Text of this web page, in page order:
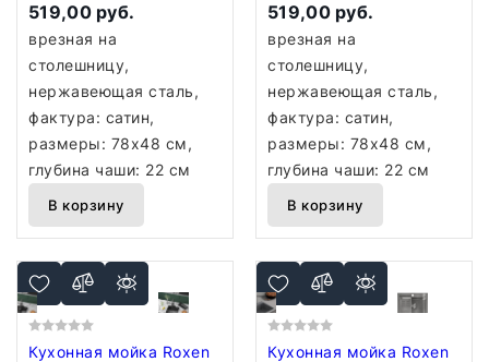
сатин (с коландером и
дозатором)
519,00 руб.
врезная на
столешницу,
нержавеющая сталь,
фактура: сатин,
размеры: 78x48 см,
глубина чаши: 22 см
В корзину
сатин (с коландером и
дозатором)
519,00 руб.
врезная на
столешницу,
нержавеющая сталь,
фактура: сатин,
размеры: 78x48 см,
глубина чаши: 22 см
В корзину
Кухонная мойка Roxen
Кухонная мойка Roxen